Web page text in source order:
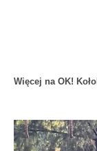
Więcej na OK!